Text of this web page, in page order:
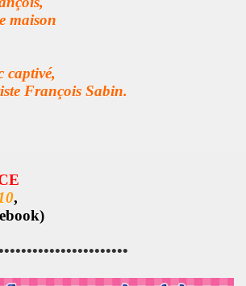
maison
captivé,
François Sabin.
,
ROCK N ROLL
detaillee.
(Editions Caid, 2014) : chronique du
: chronique de l'album.